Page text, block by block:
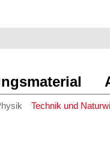
Technik und